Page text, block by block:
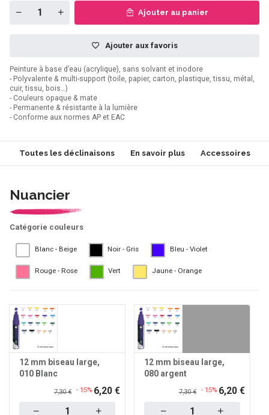
Ajouter au panier
Ajouter aux favoris
Peinture à base d’eau (acrylique), sans solvant et inodore
- Polyvalente & multi-support (toile, papier, carton, plastique, tissu, métal,
cuir, tissu, bois…)
- Couleurs opaque & mate
- Permanente & résistante à la lumière
- Conforme aux normes AP et EAC
Toutes les déclinaisons En savoir plus Accessoires
Nuancier
Catégorie couleurs
Blanc - Beige Noir - Gris Bleu - Violet
Rouge - Rose Vert Jaune - Orange
12 mm biseau large
010 Blanc
7,30 € - 15% 6,20 €
12 mm biseau large
080 argent
7,30 € - 15% 6,20 €